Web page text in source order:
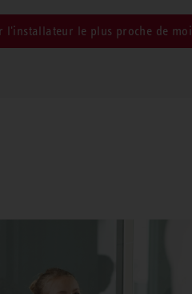
l'installateur le plus proche de moi